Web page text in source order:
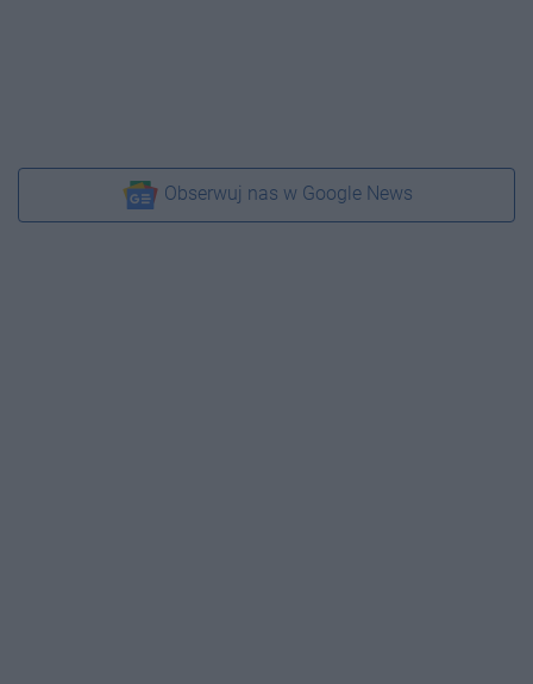
Obserwuj nas w Google News